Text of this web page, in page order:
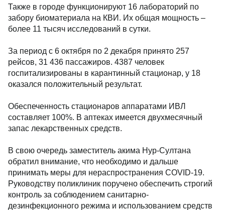
Также в городе функционируют 16 лабораторий по
забору биоматериала на КВИ. Их общая мощность –
более 11 тысяч исследований в сутки.
За период с 6 октября по 2 декабря принято 257
рейсов, 31 436 пассажиров. 4387 человек
госпитализированы в карантинный стационар, у 18
оказался положительный результат.
Обеспеченность стационаров аппаратами ИВЛ
составляет 100%. В аптеках имеется двухмесячный
запас лекарственных средств.
В свою очередь заместитель акима Нур-Султана
обратил внимание, что необходимо и дальше
принимать меры для нераспространения COVID-19.
Руководству поликлиник поручено обеспечить строгий
контроль за соблюдением санитарно-
дезинфекционного режима и использованием средств